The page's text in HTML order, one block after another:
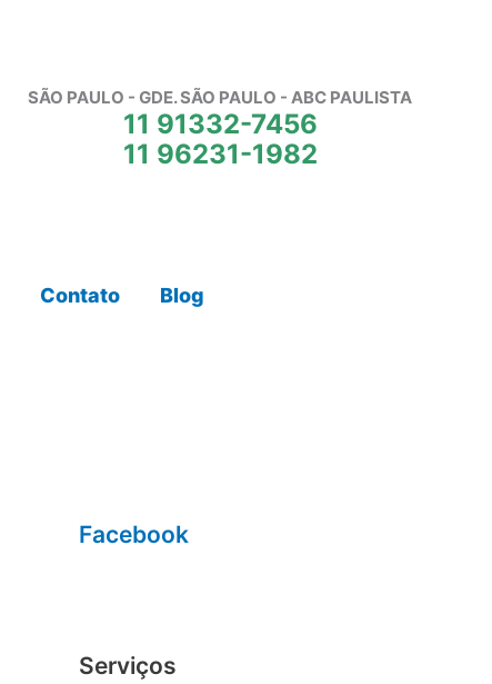
SÃO PAULO - GDE. SÃO PAULO - ABC PAULISTA
11 91332-7456
11 96231-1982
Contato Blog
Facebook
Serviços